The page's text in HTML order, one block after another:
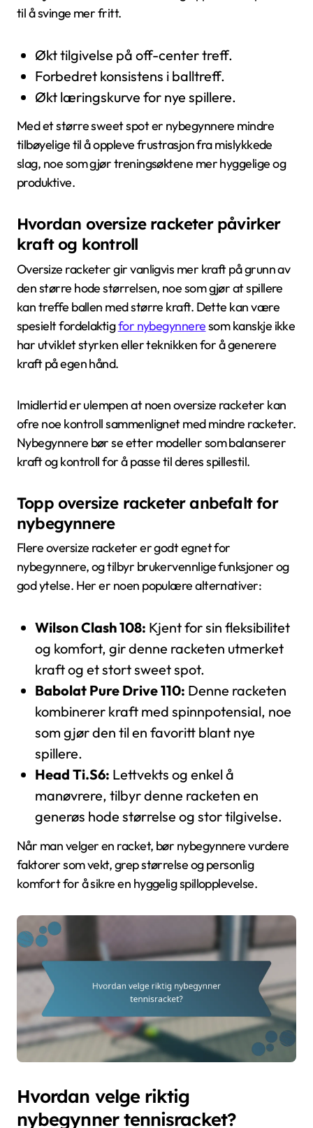
til å svinge mer fritt.
Økt tilgivelse på off-center treff.
Forbedret konsistens i balltreff.
Økt læringskurve for nye spillere.
Med et større sweet spot er nybegynnere mindre
tilbøyelige til å oppleve frustrasjon fra mislykkede
slag, noe som gjør treningsøktene mer hyggelige og
produktive.
Hvordan oversize racketer påvirker
kraft og kontroll
Oversize racketer gir vanligvis mer kraft på grunn av
den større hode størrelsen, noe som gjør at spillere
kan treffe ballen med større kraft. Dette kan være
spesielt fordelaktigfor nybegynneresom kanskje ikke
har utviklet styrken eller teknikken for å generere
kraft på egen hånd.
Imidlertid er ulempen at noen oversize racketer kan
ofre noe kontroll sammenlignet med mindre racketer.
Nybegynnere bør se etter modeller som balanserer
kraft og kontroll for å passe til deres spillestil.
Topp oversize racketer anbefalt for
nybegynnere
Flere oversize racketer er godt egnet for
nybegynnere, og tilbyr brukervennlige funksjoner og
god ytelse. Her er noen populære alternativer:
Wilson Clash 108: Kjent for sin fleksibilitet
og komfort, gir denne racketen utmerket
kraft og et stort sweet spot.
Babolat Pure Drive 110: Denne racketen
kombinerer kraft med spinnpotensial, noe
som gjør den til en favoritt blant nye
spillere.
Head Ti.S6: Lettvekts og enkel å
manøvrere, tilbyr denne racketen en
generøs hode størrelse og stor tilgivelse.
Når man velger en racket, bør nybegynnere vurdere
faktorer som vekt, grep størrelse og personlig
komfort for å sikre en hyggelig spillopplevelse.
Hvordan velge riktig
nybegynner tennisracket?